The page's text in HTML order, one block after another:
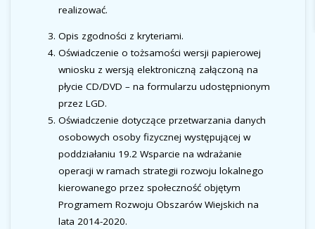
realizować.
Opis zgodności z kryteriami.
Oświadczenie o tożsamości wersji papierowej
wniosku z wersją elektroniczną załączoną na
płycie CD/DVD – na formularzu udostępnionym
przez LGD.
Oświadczenie dotyczące przetwarzania danych
osobowych osoby fizycznej występującej w
poddziałaniu 19.2 Wsparcie na wdrażanie
operacji w ramach strategii rozwoju lokalnego
kierowanego przez społeczność objętym
Programem Rozwoju Obszarów Wiejskich na
lata 2014-2020.